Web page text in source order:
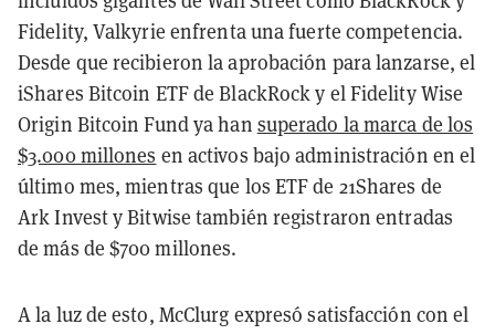
Fidelity, Valkyrie enfrenta una fuerte competencia.
Desde que recibieron la aprobación para lanzarse, el
iShares Bitcoin ETF de BlackRock y el Fidelity Wise
Origin Bitcoin Fund ya han superado la marca de los
$3.000 millones en activos bajo administración en el
último mes, mientras que los ETF de 21Shares de
Ark Invest y Bitwise también registraron entradas
de más de $700 millones.
A la luz de esto, McClurg expresó satisfacción con el